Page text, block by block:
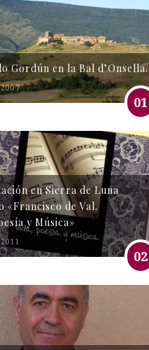
Gordún en la Bal d’Onsella.
01
en Sierra de Luna
«Francisco de Val.
y Música»
02